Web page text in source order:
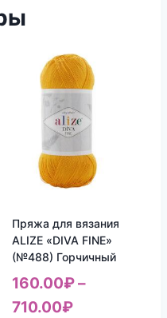
Пряжа для вязания
ALIZE «DIVA FINE»
(№488) Горчичный
160.00₽–
710.00₽